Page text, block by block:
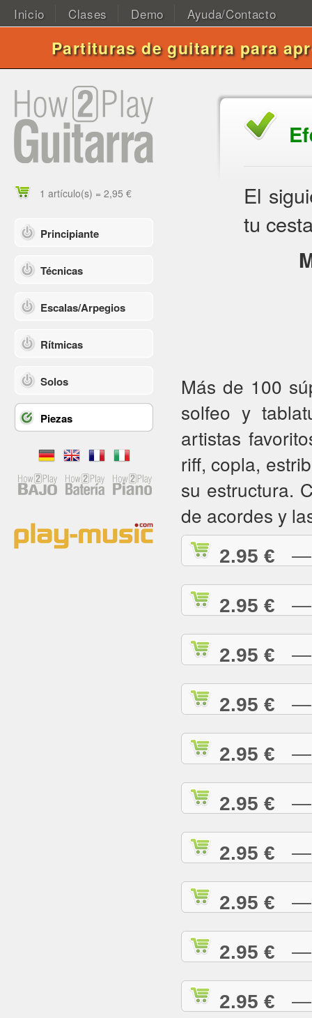
Inicio Clases Demo Ayuda/Contacto
Partituras de guitarra para
1 artículo(s) = 2,95 €
Principiante
Técnicas
Escalas/Arpegios
Rítmicas
Solos
Piezas
El
tu
Más de 100
solfeo y
artistas
riff, copla,
su estructura.
de acordes y
2.95 € —
2.95 € —
2.95 € —
2.95 € —
2.95 € —
2.95 € —
2.95 € —
2.95 € —
2.95 € —
2.95 € —